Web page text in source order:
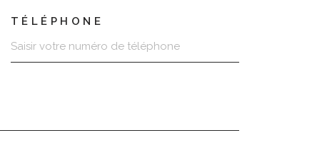
TÉLÉPHONE